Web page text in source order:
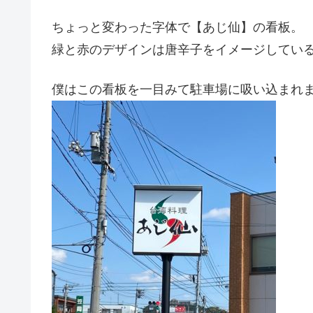
ちょっと変わった字体で【あじ仙】の看板。
緑と赤のデザインは唐辛子をイメージしてい
僕はこの看板を一目みて駐車場に吸い込まれま